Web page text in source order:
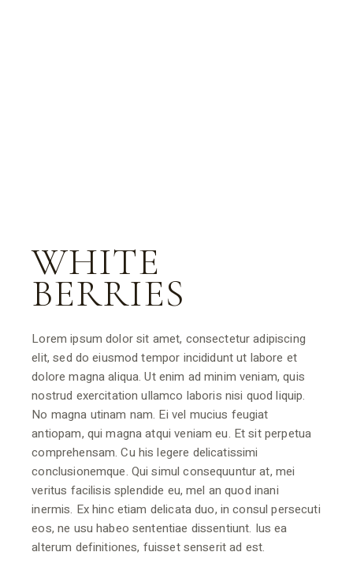
WHITE
BERRIES
Lorem ipsum dolor sit amet, consectetur adipiscing
elit, sed do eiusmod tempor incididunt ut labore et
dolore magna aliqua. Ut enim ad minim veniam, quis
nostrud exercitation ullamco laboris nisi quod liquip.
No magna utinam nam. Ei vel mucius feugiat
antiopam, qui magna atqui veniam eu. Et sit perpetua
comprehensam. Cu his legere delicatissimi
conclusionemque. Qui simul consequuntur at, mei
veritus facilisis splendide eu, mel an quod inani
inermis. Ex hinc etiam delicata duo, in consul persecuti
eos, ne usu habeo sententiae dissentiunt. Ius ea
alterum definitiones, fuisset senserit ad est.